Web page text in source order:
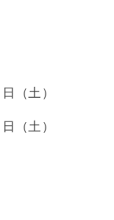
（土）
（土）